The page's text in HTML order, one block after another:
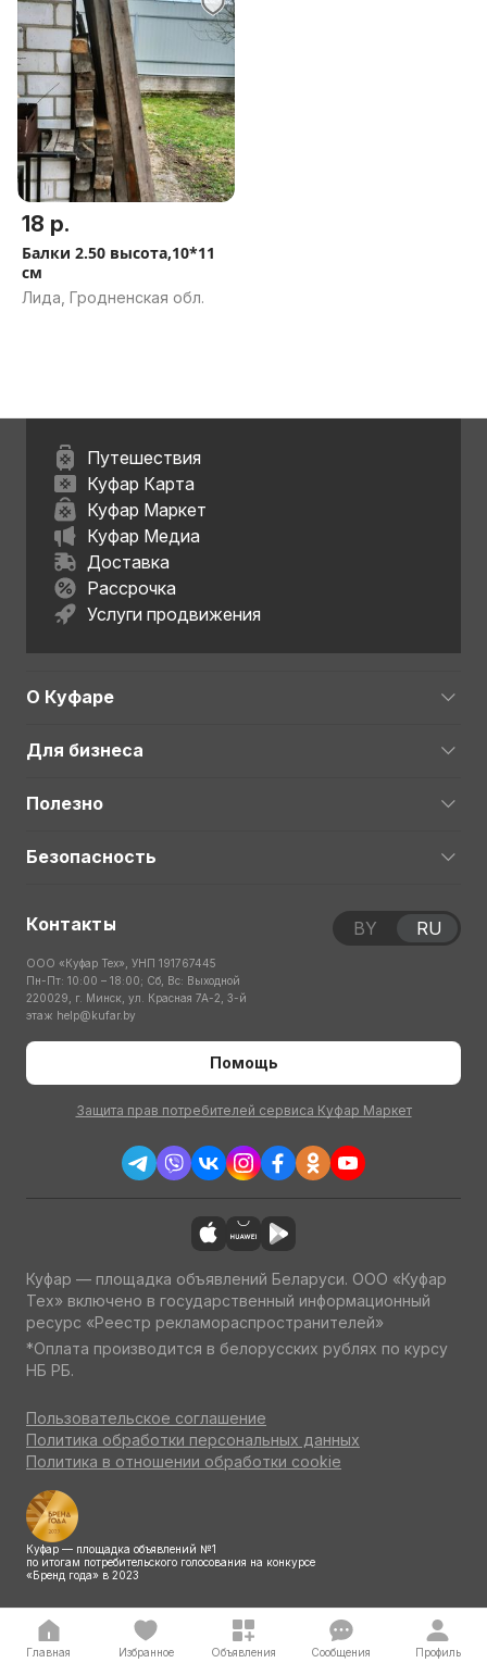
18 р.
Балки 2.50 высота,10*11
см
Лида, Гродненская обл.
Путешествия
Куфар Карта
Куфар Маркет
Куфар Медиа
Доставка
Рассрочка
Услуги продвижения
О Куфаре
Для бизнеса
Полезно
Безопасность
Контакты
ООО «Куфар Тех», УНП 191767445
Пн-Пт: 10:00 – 18:00; Сб, Вс: Выходной
220029, г. Минск, ул. Красная 7А-2, 3-й
этаж help@kufar.by
Помощь
Защита прав потребителей сервиса Куфар Маркет
BY RU
Куфар — площадка объявлений Беларуси. ООО «Куфар
Тех» включено в государственный информационный
ресурс «Реестр рекламораспространителей»
*Оплата производится в белорусских рублях по курсу
НБ РБ.
Пользовательское соглашение
Политика обработки персональных данных
Политика в отношении обработки cookie
Куфар — площадка объявлений №1
по итогам потребительского голосования на конкурсе
«Бренд года» в 2023
Главная Избранное Объявления Сообщения Профиль